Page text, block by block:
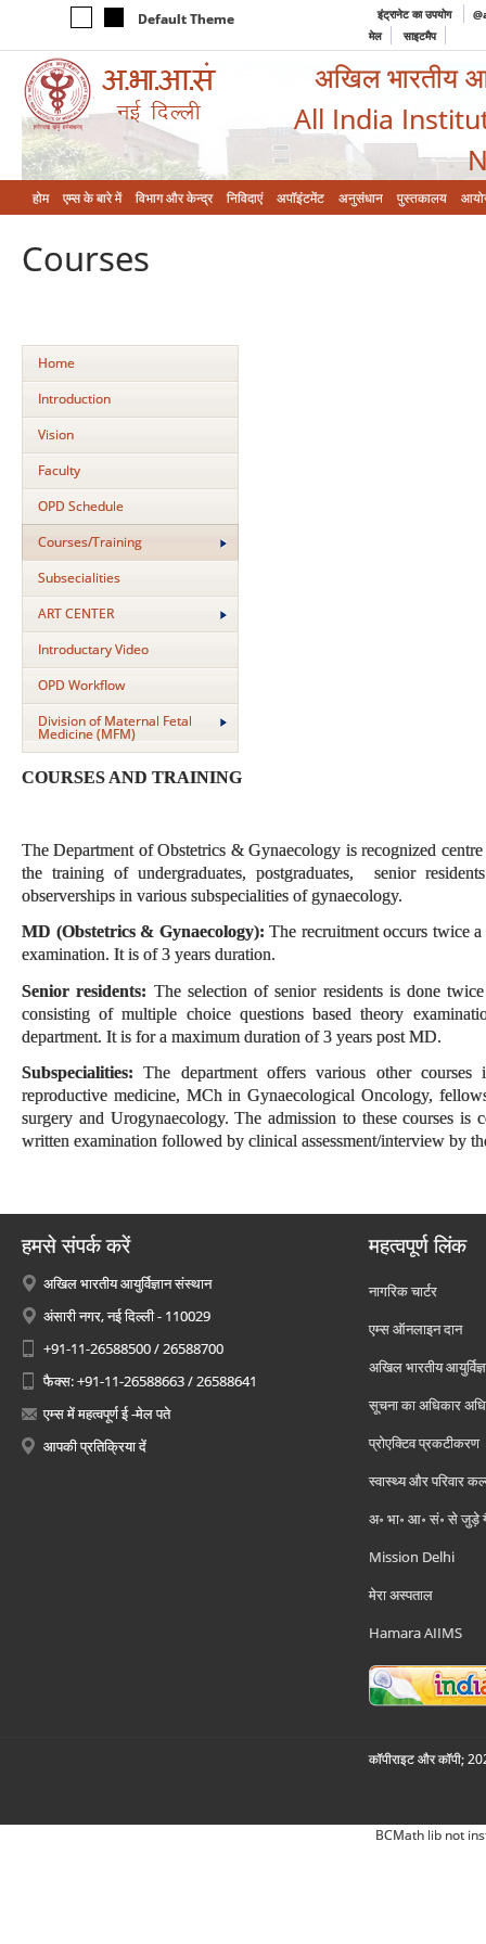
Default Theme इंट्रानेट का उपयोग
मेल
साइटमैप
अखिल भारतीय
All India
होम एम्‍स के बारे में विभाग और केन्‍द्र निविदाएं अपॉइंटमेंट अनुसंधान पुस्तकालय
Courses
Home
Introduction
Vision
Faculty
OPD Schedule
Courses/Training
Subsecialities
ART CENTER
Introductary Video
OPD Workflow
Division of Maternal Fetal
Medicine (MFM)
COURSES AND TRAINING
The Department of Obstetrics & Gynaecology is recognized
the training of undergraduates, postgraduates, senior
observerships in various subspecialities of gynaecology.
MD (Obstetrics & Gynaecology): The recruitment occurs twice
examination. It is of 3 years duration.
Senior residents: The selection of senior residents is done
consisting of multiple choice questions based theory
department. It is for a maximum duration of 3 years post MD.
Subspecialities: The department offers various other
reproductive medicine, MCh in Gynaecological Oncology,
surgery and Urogynaecology. The admission to these courses
written examination followed by clinical assessment/interview by
हमसे संपर्क करें
अखिल भारतीय आयुर्विज्ञान संस्थान
अंसारी नगर, नई दिल्ली - 110029
+91-11-26588500 / 26588700
फैक्स: +91-11-26588663 / 26588641
एम्स में महत्वपूर्ण ई -मेल पते
आपकी प्रतिक्रिया दें
महत्वपूर्ण लिंक
नागरिक चार्टर
एम्स ऑनलाइन दान
अखिल भारतीय
सूचना का अधिकार
प्रोएक्टिव प्रकटीकरण
स्वास्थ्य और परिवार
अ॰ भा॰ आ॰ सं॰ से जुड़े
Mission Delhi
मेरा अस्पताल
Hamara AIIMS
कॉपीराइट और कॉपी;
BCMath lib not